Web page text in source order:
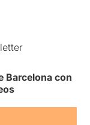
Barcelona con